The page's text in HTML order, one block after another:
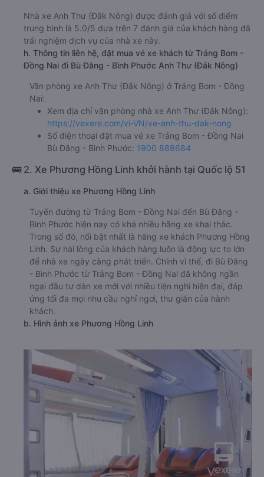
Nhà xe Anh Thư (Đắk Nông) được đánh giá với số điểm
trung bình là 5.0/5 dựa trên 7 đánh giá của khách hàng đã
trải nghiệm dịch vụ của nhà xe này.
h. Thông tin liên hệ, đặt mua vé xe khách từ Trảng Bom -
Đồng Nai đi Bù Đăng - Bình Phước Anh Thư (Đắk Nông)
Văn phòng xe Anh Thư (Đắk Nông) ở Trảng Bom - Đồng
Nai:
Xem địa chỉ văn phòng nhà xe Anh Thư (Đắk Nông):
https://vexere.com/vi-VN/xe-anh-thu-dak-nong
Số điện thoại đặt mua vé xe Trảng Bom - Đồng Nai
Bù Đăng - Bình Phước: 1900 888684
🚌 2. Xe Phương Hồng Linh khởi hành tại Quốc lộ 51
a. Giới thiệu xe Phương Hồng Linh
Tuyến đường từ Trảng Bom - Đồng Nai đến Bù Đăng -
Bình Phước hiện nay có khá nhiều hãng xe khai thác.
Trong số đó, nổi bật nhất là hãng xe khách Phương Hồng
Linh. Sự hài lòng của khách hàng luôn là động lực to lớn
để nhà xe ngày càng phát triển. Chính vì thế, đi Bù Đăng
- Bình Phước từ Trảng Bom - Đồng Nai đã không ngần
ngại đầu tư dàn xe mới với nhiều tiện nghi hiện đại, đáp
ứng tối đa mọi nhu cầu nghỉ ngơi, thư giãn của hành
khách.
b. Hình ảnh xe Phương Hồng Linh